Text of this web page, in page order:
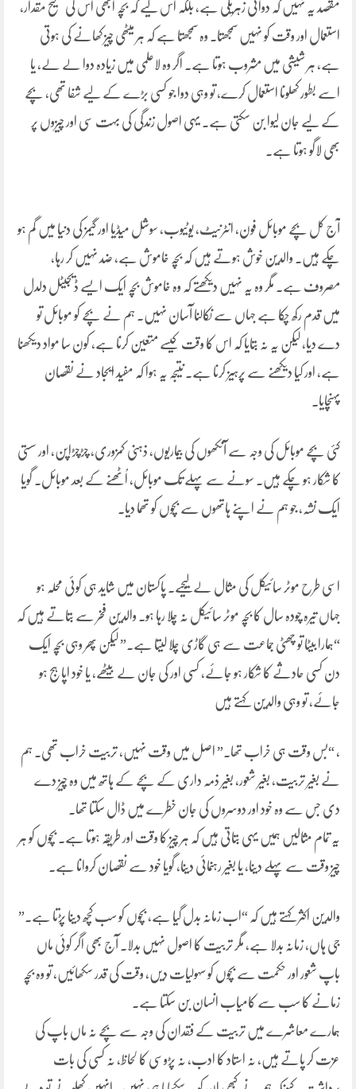
مقصد یہ نہیں کہ دوائی زہریلی ہے، بلکہ اس لیے کہ بچہ ابھی اس کی صحیح مقدار،
استعمال اور وقت کو نہیں سمجھتا۔ وہ سمجھتا ہے کہ ہر میٹھی چیز کھانے کی ہوتی
ہے، ہر شیشی میں مشروب ہوتا ہے۔ اگر وہ لاعلمی میں زیادہ دوا لے لے، یا
اسے بطور کھلونا استعمال کرے، تو وہی دوا جو کسی بڑے کے لیے شفا تھی، بچے
کے لیے جان لیوا بن سکتی ہے۔ یہی اصول زندگی کی بہت سی اور چیزوں پر
بھی لاگو ہوتا ہے۔
آج کل بچے موبائل فون، انٹرنیٹ، یوٹیوب، سوشل میڈیا اور گیمز کی دنیا میں گم ہو
چکے ہیں۔ والدین خوش ہوتے ہیں کہ بچہ خاموش ہے، ضد نہیں کر رہا،
مصروف ہے۔ مگر وہ یہ نہیں دیکھتے کہ وہ خاموش بچہ ایک ایسے ڈیجیٹل دلدل
میں قدم رکھ چکا ہے جہاں سے نکالنا آسان نہیں۔ ہم نے بچے کو موبائل تو
دے دیا، لیکن یہ نہ بتایا کہ اس کا وقت کیسے متعین کرنا ہے، کون سا مواد دیکھنا
ہے، اور کیا دیکھنے سے پرہیز کرنا ہے۔ نتیجہ یہ ہوا کہ مفید ایجاد نے نقصان
پہنچایا۔
کئی بچے موبائل کی وجہ سے آنکھوں کی بیماریوں، ذہنی کمزوری، چڑچڑاپن، اور سستی
کا شکار ہو چکے ہیں۔ سونے سے پہلے تک موبائل، اُٹھنے کے بعد موبائل۔ گویا
ایک نشہ، جو ہم نے اپنے ہاتھوں سے بچوں کو تھما دیا۔
اسی طرح موٹر سائیکل کی مثال لے لیجیے۔ پاکستان میں شاید ہی کوئی محلہ ہو
جہاں تیرہ چودہ سال کا بچہ موٹر سائیکل نہ چلا رہا ہو۔ والدین فخر سے بتاتے ہیں کہ
“ہمارا بیٹا تو چھٹی جماعت سے ہی گاڑی چلا لیتا ہے۔” لیکن پھر وہی بچہ ایک
دن کسی حادثے کا شکار ہو جائے، کسی اور کی جان لے بیٹھے، یا خود اپاہج ہو
جائے، تو وہی والدین کہتے ہیں
، “بس وقت ہی خراب تھا۔” اصل میں وقت نہیں، تربیت خراب تھی۔ ہم
نے بغیر تربیت، بغیر شعور، بغیر ذمہ داری کے بچے کے ہاتھ میں وہ چیز دے
دی جس سے وہ خود اور دوسروں کی جان خطرے میں ڈال سکتا تھا۔
یہ تمام مثالیں ہمیں یہی بتاتی ہیں کہ ہر چیز کا وقت اور طریقہ ہوتا ہے۔ بچوں کو ہر
چیز وقت سے پہلے دینا، یا بغیر رہنمائی دینا، گویا خود سے نقصان کروانا ہے۔
والدین اکثر کہتے ہیں کہ “اب زمانہ بدل گیا ہے، بچوں کو سب کچھ دینا پڑتا ہے۔”
جی ہاں، زمانہ بدلا ہے، مگر تربیت کا اصول نہیں بدلا۔ آج بھی اگر کوئی ماں
باپ شعور اور حکمت سے بچوں کو سہولیات دیں، وقت کی قدر سکھائیں، تو وہ بچہ
زمانے کا سب سے کامیاب انسان بن سکتا ہے۔
ہمارے معاشرے میں تربیت کے فقدان کی وجہ سے بچے نہ ماں باپ کی
عزت کر پاتے ہیں، نہ استاد کا ادب، نہ پڑوسی کا لحاظ، نہ کسی کی بات